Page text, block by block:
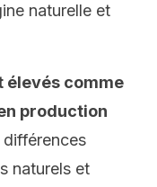
naturelle et
élevés comme
production
naturels et